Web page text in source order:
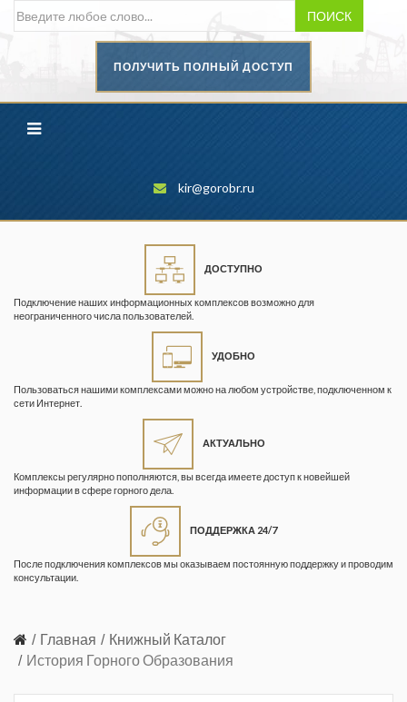
ПОИСК
ПОЛУЧИТЬ ПОЛНЫЙ ДОСТУП
kir@gorobr.ru
ДОСТУПНО
Подключение наших информационных комплексов возможно для
неограниченного числа пользователей.
УДОБНО
Пользоваться нашими комплексами можно на любом устройстве, подключенном к
сети Интернет.
АКТУАЛЬНО
Комплексы регулярно пополняются, вы всегда имеете доступ к новейшей
информации в сфере горного дела.
ПОДДЕРЖКА 24/7
После подключения комплексов мы оказываем постоянную поддержку и проводим
консультации.
Главная
Книжный Каталог
История Горного Образования
промышленности
Геопрофи
Горнопромышленные ведомости
Кузбасса. Информационный
безопасность»
Информационный бюллетень
Информация и космос